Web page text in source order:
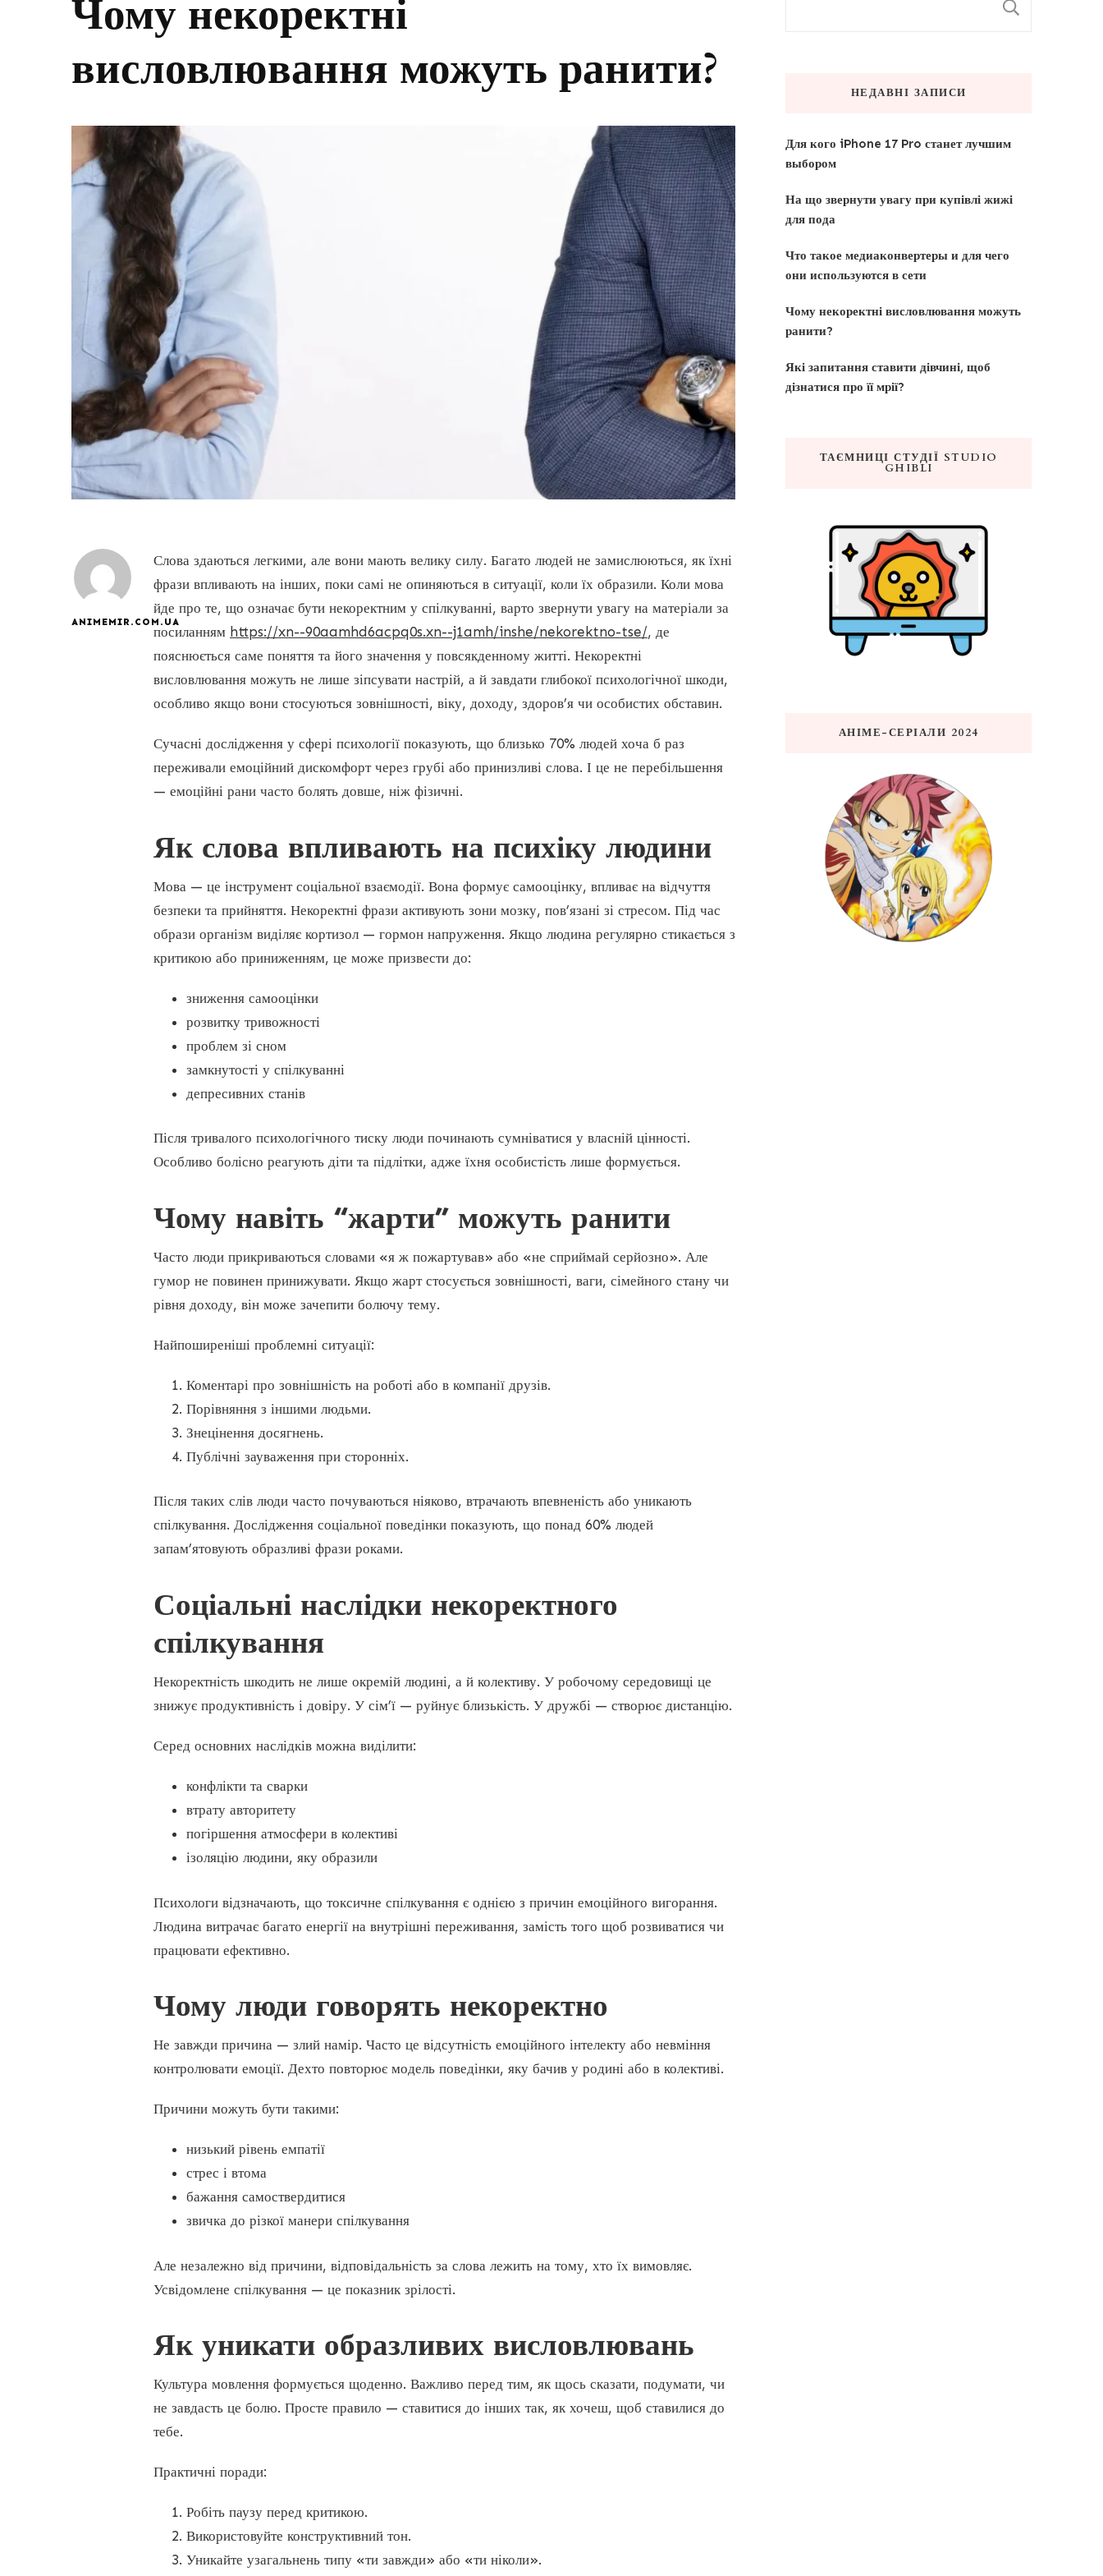
Чому некоректні
висловлювання можуть ранити?
ANIMEMIR.COM.UA
Слова здаються легкими, але вони мають велику силу. Багато людей не замислюються, як їхні
фрази впливають на інших, поки самі не опиняються в ситуації, коли їх образили. Коли мова
йде про те, що означає бути некоректним у спілкуванні, варто звернути увагу на матеріали за
посиланням https://xn--90aamhd6acpq0s.xn--j1amh/inshe/nekorektno-tse/, де
пояснюється саме поняття та його значення у повсякденному житті. Некоректні
висловлювання можуть не лише зіпсувати настрій, а й завдати глибокої психологічної шкоди,
особливо якщо вони стосуються зовнішності, віку, доходу, здоров’я чи особистих обставин.
Сучасні дослідження у сфері психології показують, що близько 70% людей хоча б раз
переживали емоційний дискомфорт через грубі або принизливі слова. І це не перебільшення
— емоційні рани часто болять довше, ніж фізичні.
Як слова впливають на психіку людини
Мова — це інструмент соціальної взаємодії. Вона формує самооцінку, впливає на відчуття
безпеки та прийняття. Некоректні фрази активують зони мозку, пов’язані зі стресом. Під час
образи організм виділяє кортизол — гормон напруження. Якщо людина регулярно стикається з
критикою або приниженням, це може призвести до:
зниження самооцінки
розвитку тривожності
проблем зі сном
замкнутості у спілкуванні
депресивних станів
Після тривалого психологічного тиску люди починають сумніватися у власній цінності.
Особливо болісно реагують діти та підлітки, адже їхня особистість лише формується.
Чому навіть “жарти” можуть ранити
Часто люди прикриваються словами «я ж пожартував» або «не сприймай серйозно». Але
гумор не повинен принижувати. Якщо жарт стосується зовнішності, ваги, сімейного стану чи
рівня доходу, він може зачепити болючу тему.
Найпоширеніші проблемні ситуації:
Коментарі про зовнішність на роботі або в компанії друзів.
Порівняння з іншими людьми.
Знецінення досягнень.
Публічні зауваження при сторонніх.
Після таких слів люди часто почуваються ніяково, втрачають впевненість або уникають
спілкування. Дослідження соціальної поведінки показують, що понад 60% людей
запам’ятовують образливі фрази роками.
Соціальні наслідки некоректного
спілкування
Некоректність шкодить не лише окремій людині, а й колективу. У робочому середовищі це
знижує продуктивність і довіру. У сім’ї — руйнує близькість. У дружбі — створює дистанцію.
Серед основних наслідків можна виділити:
конфлікти та сварки
втрату авторитету
погіршення атмосфери в колективі
ізоляцію людини, яку образили
Психологи відзначають, що токсичне спілкування є однією з причин емоційного вигорання.
Людина витрачає багато енергії на внутрішні переживання, замість того щоб розвиватися чи
працювати ефективно.
Чому люди говорять некоректно
Не завжди причина — злий намір. Часто це відсутність емоційного інтелекту або невміння
контролювати емоції. Дехто повторює модель поведінки, яку бачив у родині або в колективі.
Причини можуть бути такими:
низький рівень емпатії
стрес і втома
бажання самоствердитися
звичка до різкої манери спілкування
Але незалежно від причини, відповідальність за слова лежить на тому, хто їх вимовляє.
Усвідомлене спілкування — це показник зрілості.
Як уникати образливих висловлювань
Культура мовлення формується щоденно. Важливо перед тим, як щось сказати, подумати, чи
не завдасть це болю. Просте правило — ставитися до інших так, як хочеш, щоб ставилися до
тебе.
Практичні поради:
Робіть паузу перед критикою.
Використовуйте конструктивний тон.
Уникайте узагальнень типу «ти завжди» або «ти ніколи».
НЕДАВНІ ЗАПИСИ
Для кого iPhone 17 Pro станет лучшим
выбором
На що звернути увагу при купівлі жижі
для пода
Что такое медиаконвертеры и для чего
они используются в сети
Чому некоректні висловлювання можуть
ранити?
Які запитання ставити дівчині, щоб
дізнатися про її мрії?
ТАЄМНИЦІ СТУДІЇ STUDIO
GHIBLI
АНІМЕ-СЕРІАЛИ 2024